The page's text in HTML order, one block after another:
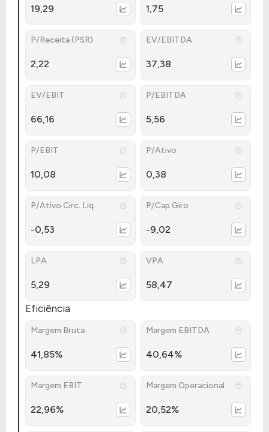
19,29 1,75
P/Receita (PSR)
2,22
EV/EBITDA
37,38
EV/EBIT
66,16
P/EBITDA
5,56
P/EBIT
10,08
P/Ativo
0,38
P/Ativo Circ. Liq.
-0,53
P/Cap.Giro
-9,02
LPA
5,29
VPA
58,47
Eficiência
Margem Bruta
41,85%
Margem EBITDA
40,64%
Margem EBIT
22,96%
Margem Operacional
20,52%